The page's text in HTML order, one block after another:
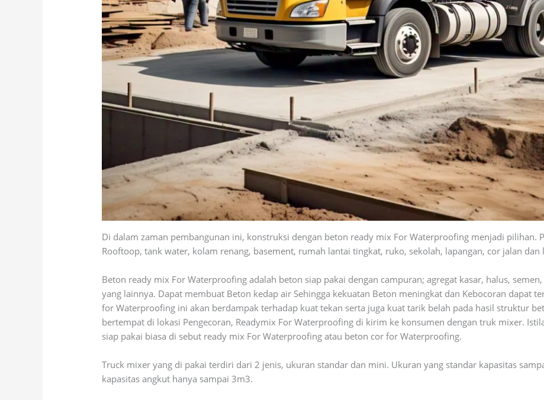
Di dalam zaman pembangunan ini, konstruksi dengan beton ready mix For Waterproofing menjadi pilihan.
Rooftoop, tank water, kolam renang, basement, rumah lantai tingkat, ruko, sekolah, lapangan, cor jalan dan
Beton ready mix For Waterproofing adalah beton siap pakai dengan campuran; agregat kasar, halus,
yang lainnya. Dapat membuat Beton kedap air Sehingga kekuatan Beton meningkat dan Kebocoran dapat
for Waterproofing ini akan berdampak terhadap kuat tekan serta juga kuat tarik belah pada hasil struktur
bertempat di lokasi Pengecoran, Readymix For Waterproofing di kirim ke konsumen dengan truk mixer.
siap pakai biasa di sebut ready mix For Waterproofing atau beton cor for Waterproofing.
Truck mixer yang di pakai terdiri dari 2 jenis, ukuran standar dan mini. Ukuran yang standar kapasitas
kapasitas angkut hanya sampai 3m3.